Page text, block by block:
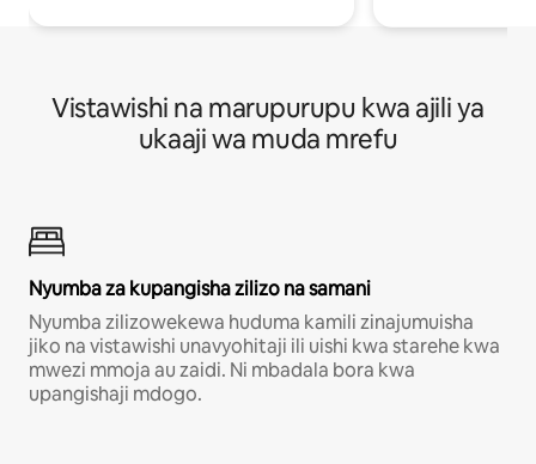
Vistawishi na marupurupu kwa ajili ya
ukaaji wa muda mrefu
Nyumba za kupangisha zilizo na samani
Nyumba zilizowekewa huduma kamili zinajumuisha
jiko na vistawishi unavyohitaji ili uishi kwa starehe kwa
mwezi mmoja au zaidi. Ni mbadala bora kwa
upangishaji mdogo.